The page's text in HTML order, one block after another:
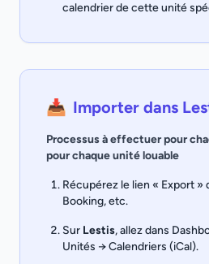
calendrier de cette unité
📥 Importer dans
Processus à effectuer pour
pour chaque unité louable
Récupérez le lien « Export »
Booking, etc.
Sur Lestis, allez dans
Unités → Calendriers (iCal).